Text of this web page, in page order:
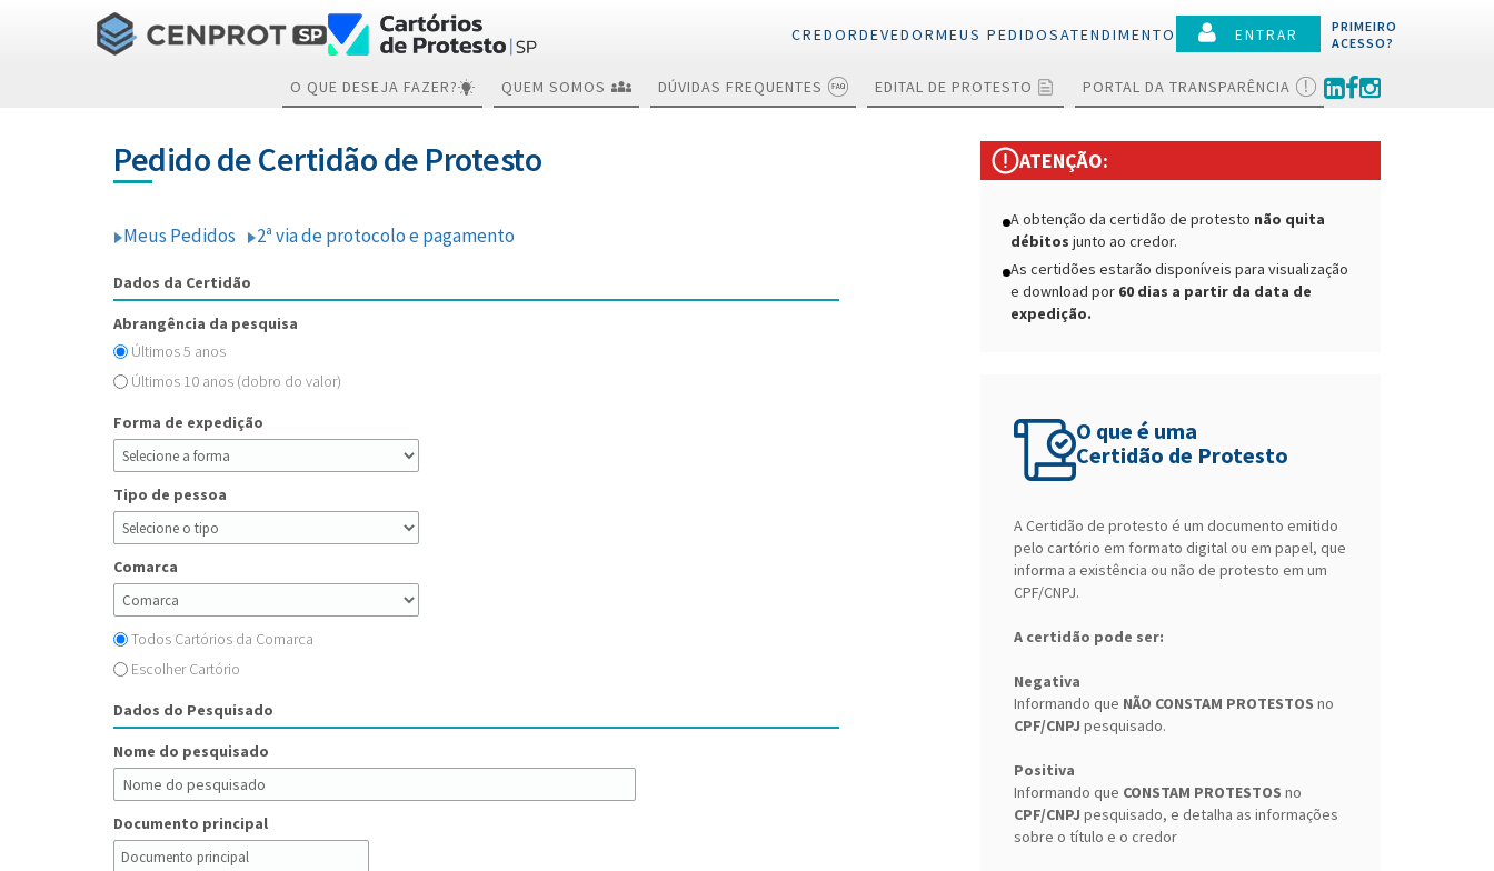
CREDORDEVEDORMEUS PEDIDOS
Cancelamentos
Certidões
Renegociações e
Quitações
Envios a protesto
Anuências
ATENDIMENTO ENTRAR
PRIMEIRO
ACESSO?
O QUE DESEJA FAZER? QUEM SOMOS DÚVIDAS FREQUENTES EDITAL DE PROTESTO PORTAL DA TRANSPARÊNCIA
Pedido de Certidão de Protesto
Meus Pedidos 2ª via de protocolo e pagamento
Dados da Certidão
Abrangência da pesquisa
Últimos 5 anos
Últimos 10 anos (dobro do valor)
Forma de expedição
Tipo de pessoa
Comarca
Todos Cartórios da Comarca
Escolher Cartório
Dados do Pesquisado
Nome do pesquisado
Documento principal
ATENÇÃO:
A obtenção da certidão de protesto não quita
débitos junto ao credor.
As certidões estarão disponíveis para visualização
e download por 60 dias a partir da data de
expedição.
O que é uma
Certidão de Protesto
A Certidão de protesto é um documento emitido
pelo cartório em formato digital ou em papel, que
informa a existência ou não de protesto em um
CPF/CNPJ.
A certidão pode ser:
Negativa
Informando que NÃO CONSTAM PROTESTOS no
CPF/CNPJ pesquisado.
Positiva
Informando que CONSTAM PROTESTOS no
CPF/CNPJ pesquisado, e detalha as informações
sobre o título e o credor